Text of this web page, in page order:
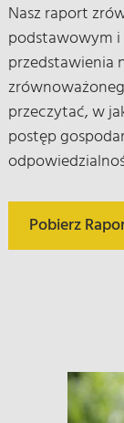
Nasz raport
podstawowym
przedstawienia
przeczytać, w
postęp
Pobierz